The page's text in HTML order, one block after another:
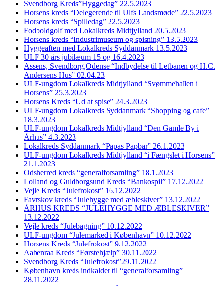
Svendborg Kreds”Hyggedag” 22.5.2023
Horsens kreds “Delegerende til Ulfs Landsmøde” 22.5.2023
Horsens kreds “Spilledag” 22.5.2023
Fodboldgolf med Lokalkreds Midtjylland 20.5.2023
Horsens kreds “Industrimuseum og spisning” 13.5.2023
Hyggeaften med Lokalkreds Syddanmark 13.5.2023
ULF 30 års jubilæum 15 og 16.4.2023
Assens, Svendborg,Odense “Indbydelse til Letbanen og H.C.
Andersens Hus” 02.04.23
ULF-ungdom Lokalkreds Midtjylland “Svømmehallen i
Horsens” 25.3.2023
Horsens Kreds “Ud at spise” 24.3.2023
ULF-ungdom Lokalkreds Syddanmark “Shopping og cafe”
18.3.2023
ULF-ungdom Lokalkreds Midtjylland “Den Gamle By i
Århus” 4.3.2023
Lokalkreds Syddanmark “Papas Papbar” 26.1.2023
ULF-ungdom Lokalkreds Midtjylland “i Fængslet i Horsens”
21.1.2023
Odsherred kreds “generalforsamling” 18.1.2023
Lolland og Guldborgsund Kreds “Bankospil” 17.12.2022
Vejle Kreds “Julefrokost” 16.12.2022
Favrskov kreds “Julehygge med æbleskiver” 13.12.2022
ÅRHUS KREDS “JULEHYGGE MED ÆBLESKIVER”
13.12.2022
Vejle kreds “Julebagning” 10.12.2022
ULF-ungdom “Julemarked i København” 10.12.2022
Horsens Kreds “Julefrokost” 9.12.2022
Aabenraa Kreds “Førstehjælp” 30.11.2022
Svendborg Kreds “Julefrokost”29.11.2022
København kreds indkalder til “generalforsamling”
28.11.2022